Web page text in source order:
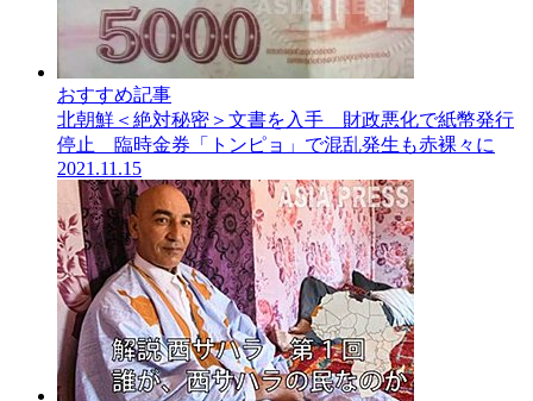
おすすめ記事
北朝鮮＜絶対秘密＞文書を入手 財政悪化で紙幣発行
停止 臨時金券「トンピョ」で混乱発生も赤裸々に
2021.11.15